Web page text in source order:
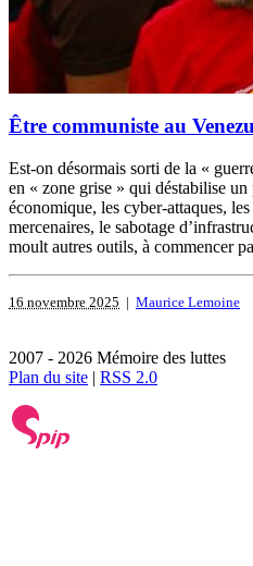
Être communiste au
Est-on désormais sorti de la «
en « zone grise » qui déstabilise un
économique, les cyber-attaques,
mercenaires, le sabotage
moult autres outils, à commencer
16 novembre 2025 | Maurice Lemoine
2007 - 2026 Mémoire des luttes
Plan du site | RSS 2.0